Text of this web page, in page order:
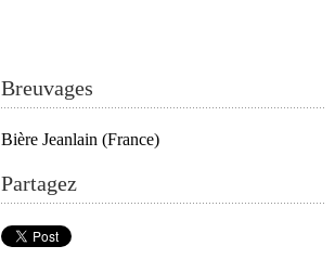
Breuvages
Bière Jeanlain (France)
Partagez